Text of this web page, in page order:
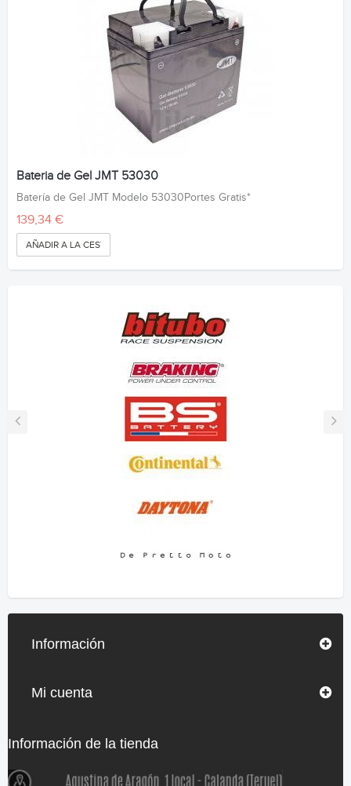
Bateria de Gel JMT 53030
Batería de Gel JMT Modelo 53030Portes Gratis*
139,34 €
AÑADIR A LA CESTA
Información
Mi cuenta
Información de la tienda